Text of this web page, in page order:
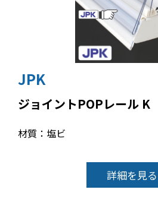
JPK
ジョイントPOPレール K
材質：塩ビ
詳細を見る